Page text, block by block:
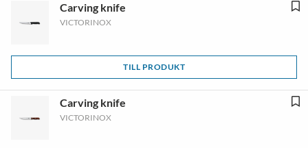
Carving knife
VICTORINOX
TILL PRODUKT
Carving knife
VICTORINOX